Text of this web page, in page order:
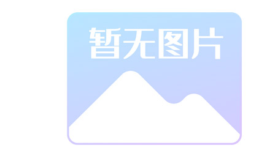
显的区域划
分，具备自动
化仓库中场景